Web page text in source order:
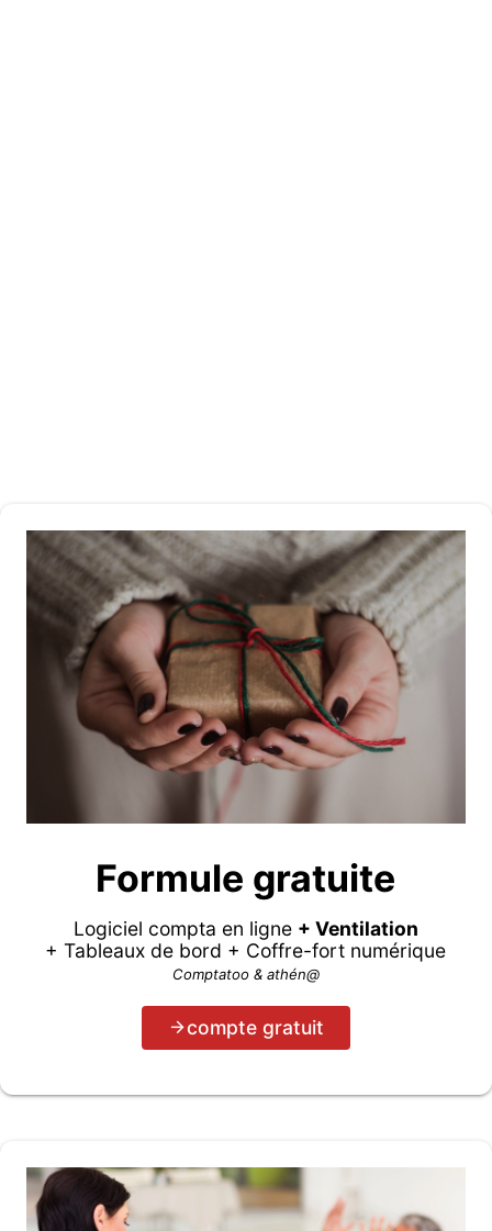
Formule gratuite
Logiciel compta en ligne + Ventilation
+ Tableaux de bord + Coffre-fort numérique
Comptatoo & athén@
compte gratuit